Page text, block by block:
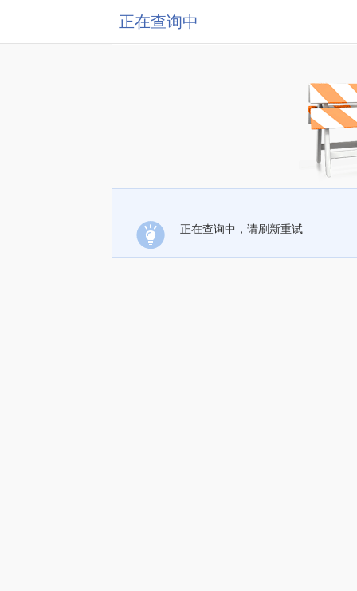
正在查询中
正在查询中，请刷新重试